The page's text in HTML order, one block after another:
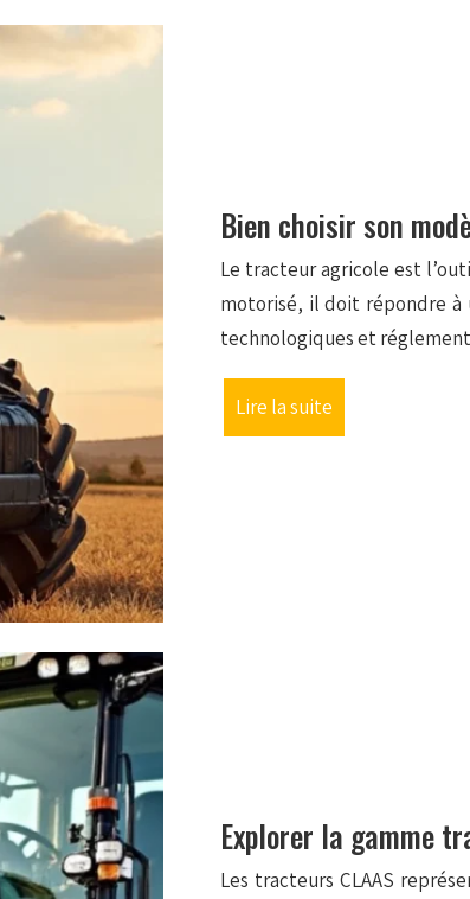
Bien choisir son
Le tracteur agricole est
motorisé, il doit répondre à
technologiques et
Lire la suite
Explorer la gamme
Les tracteurs CLAAS